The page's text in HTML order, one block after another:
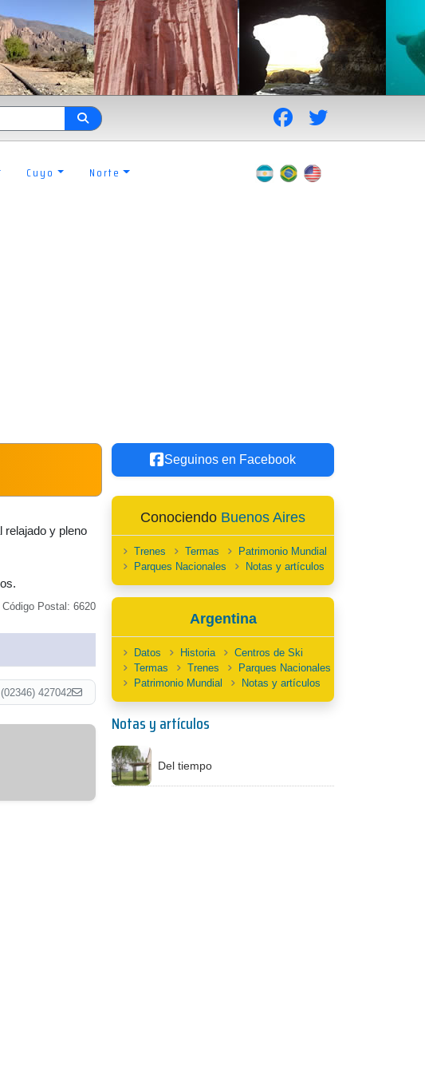
Cuyo Norte
relajado y pleno
Postal: 6620
(02346) 427042
Seguinos en Facebook
Conociendo Buenos Aires
Trenes Termas
Patrimonio Mundial
Parques Nacionales
Notas y artículos
Argentina
Datos Historia
Centros de Ski
Termas
Trenes
Parques Nacionales
Patrimonio Mundial
Notas y artículos
Notas y artículos
Del tiempo